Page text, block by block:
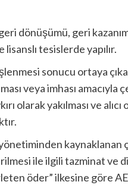
dönüşümü, geri
tesislerde yapılır.
sonucu ortaya
veya imhası amacıyla
olarak yakılması ve alıcı
kaynaklanan
ile ilgili tazminat ve
öder” ilkesine göre